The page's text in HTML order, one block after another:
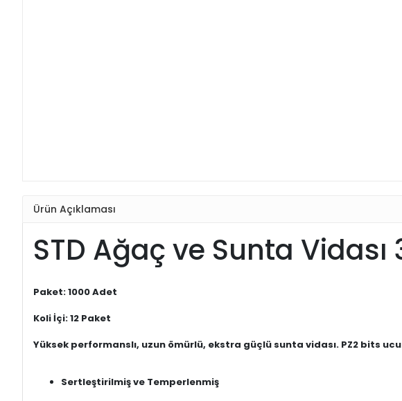
Ürün Açıklaması
STD Ağaç ve Sunta Vidası
Paket: 1000 Adet
Koli İçi: 12 Paket
Yüksek performanslı, uzun ömürlü, ekstra güçlü sunta vidası. PZ2 bits ucu
Sertleştirilmiş ve Temperlenmiş